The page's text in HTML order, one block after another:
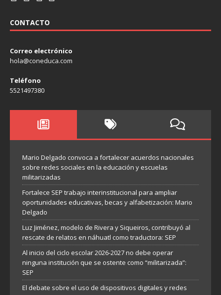
CONTACTO
Correo electrónico
hola@coneduca.com
Teléfono
5521497380
Mario Delgado convoca a fortalecer acuerdos nacionales
sobre redes sociales en la educación y escuelas
militarizadas
Fortalece SEP trabajo interinstitucional para ampliar
oportunidades educativas, becas y alfabetización: Mario
Delgado
Luz Jiménez, modelo de Rivera y Siqueiros, contribuyó al
rescate de relatos en náhuatl como traductora: SEP
Al inicio del ciclo escolar 2026-2027 no debe operar
ninguna institución que se ostente como “militarizada”:
SEP
El debate sobre el uso de dispositivos digitales y redes